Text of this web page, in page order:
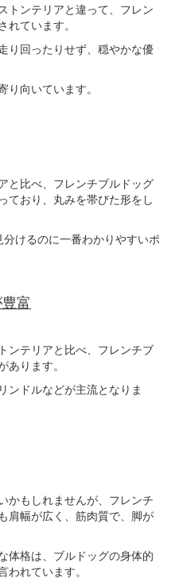
トンテリアと違って、フレン
ています。
り回ったりせず、穏やかな優
向いています。
と比べ、フレンチブルドッグ
ており、丸みを帯びた形をし
けるのに一番わかりやすいポ
富
ンテリアと比べ、フレンチブ
ります。
ンドルなどが主流となりま
かもしれませんが、フレンチ
肩幅が広く、筋肉質で、脚が
体格は、ブルドッグの身体的
れています。